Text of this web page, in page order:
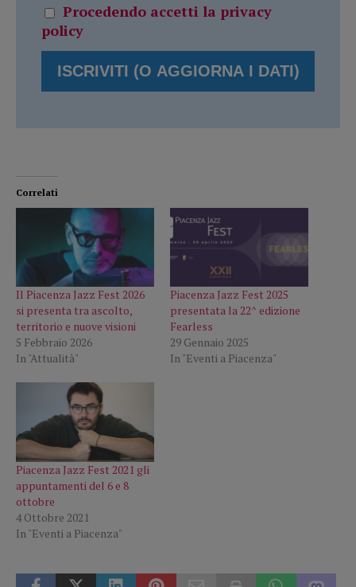
Procedendo accetti la privacy
policy
Correlati
Il Piacenza Jazz Fest 2026
si presenta tra ascolto,
territorio e nuove visioni
5 Febbraio 2026
In "Attualità"
Piacenza Jazz Fest 2025
presentata la 22^ edizione
Fearless
29 Gennaio 2025
In "Eventi a Piacenza"
Piacenza Jazz Fest 2021 gli
appuntamenti del 6 e 8
ottobre
4 Ottobre 2021
In "Eventi a Piacenza"